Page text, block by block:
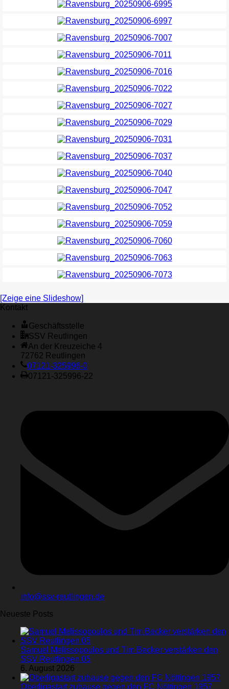
[Zeige eine Slideshow]
Kontakt
Geschäftsstelle
SSV Reutlingen
An der Kreuzeiche 4
72762 Reutlingen
07121-325996-0
07121-325996-22
info@ssv-reutlingen.de
Neueste Posts
Samuel Melissopoulos und Tim Becker verstärken den
SSV Reutlingen 05
6. August 2026
Oberligastart zuhause gegen den FC Nöttingen 1957